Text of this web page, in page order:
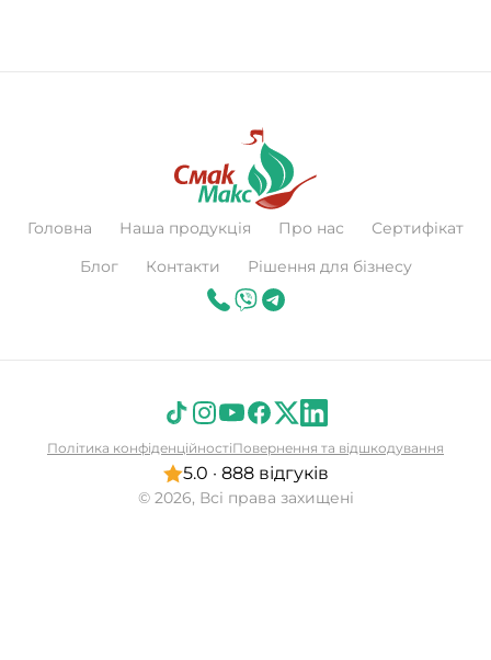
Головна Наша продукція Про нас
Сертифікат
Блог
Контакти Рішення для бізнесу
© 2026, Всі права захищені
5.0 · 888 відгуків
Політика конфіденційностіПовернення та відшкодування